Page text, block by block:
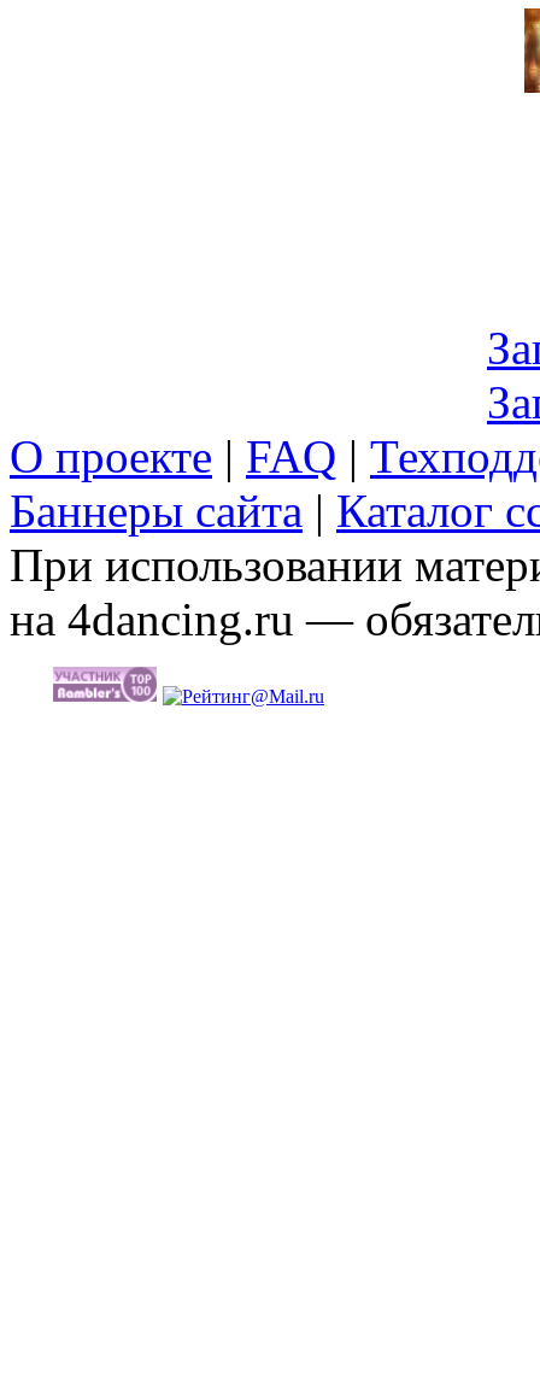
О проекте | FAQ |
Баннеры сайта | Каталог
При использовании
на 4dancing.ru —